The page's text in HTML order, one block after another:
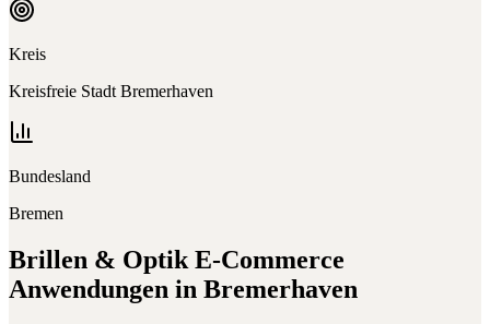
Kreis
Kreisfreie Stadt Bremerhaven
Bundesland
Bremen
Brillen & Optik E-Commerce
Anwendungen in Bremerhaven